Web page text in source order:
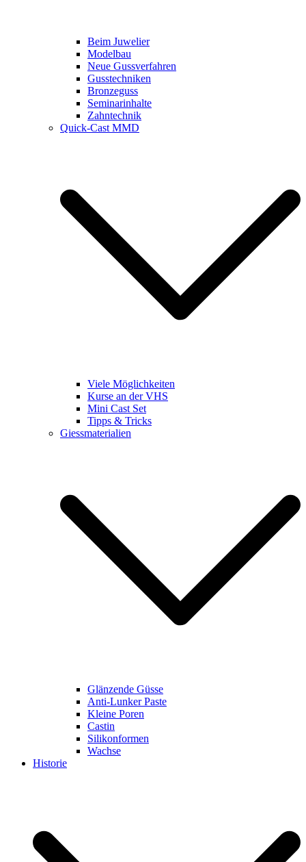
Beim Juwelier
Modelbau
Neue Gussverfahren
Gusstechniken
Bronzeguss
Seminarinhalte
Zahntechnik
Quick-Cast MMD
Viele Möglichkeiten
Kurse an der VHS
Mini Cast Set
Tipps & Tricks
Giessmaterialien
Glänzende Güsse
Anti-Lunker Paste
Kleine Poren
Castin
Silikonformen
Wachse
Historie